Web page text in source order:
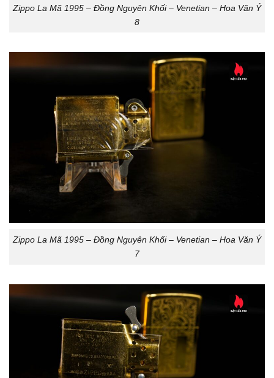
Zippo La Mã 1995 – Đồng Nguyên Khối – Venetian – Hoa Văn Ý
8
Zippo La Mã 1995 – Đồng Nguyên Khối – Venetian – Hoa Văn Ý
7